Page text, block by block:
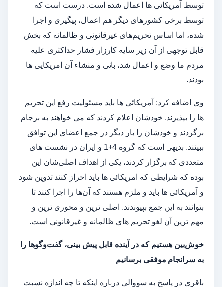
توسط آمریکائی ها اعمال شده است. درست است که
توسط برخی کشورهای دیگر هم اعمال، پیگیری و اجرا
شده، اما اساس تحریم‌های غیرقانونی و ظالمانه که بخش
قابل توجهی از آن زیر سایه کارزار فشار حداکثری علیه
مردم ما وضع و اعمال شد، بانی و منشاء آن امریکایی ها
بودند.
وی اضافه کرد: آمریکائی ها باید مسئولیت رفع این تحریم
ها را بپذیرند. خودشان اعلام کردند که می خواهند به برجام
برگردند و خودشان را بار دیگر در جمع اعضای این توافق
ببینند. بدیهی است که گروه 4+1 و ایران در نشست های
متعددی که برگزار کردند، یکی از اهداف اصلی‌شان این
بوده که شرایطی که امریکائی ها باید احراز کنند تدوین شود
و آمریکائی ها باید و ملزم هستند که آن‌ها را اجرا کنند تا
بتوانند به این جمع بپیوندند. اصلی ترین و محوری ترین و
مهم ترین آن لغو تحریم های ظالمانه و غیرقانونی است.
خوش‌بین هستیم که در آینده قابل پیش بینی، گفت‌وگوها را
به سرانجام موفقی برسانیم
باقری در پاسخ به سووالی درباره اینکه تا چه اندازه نسبت